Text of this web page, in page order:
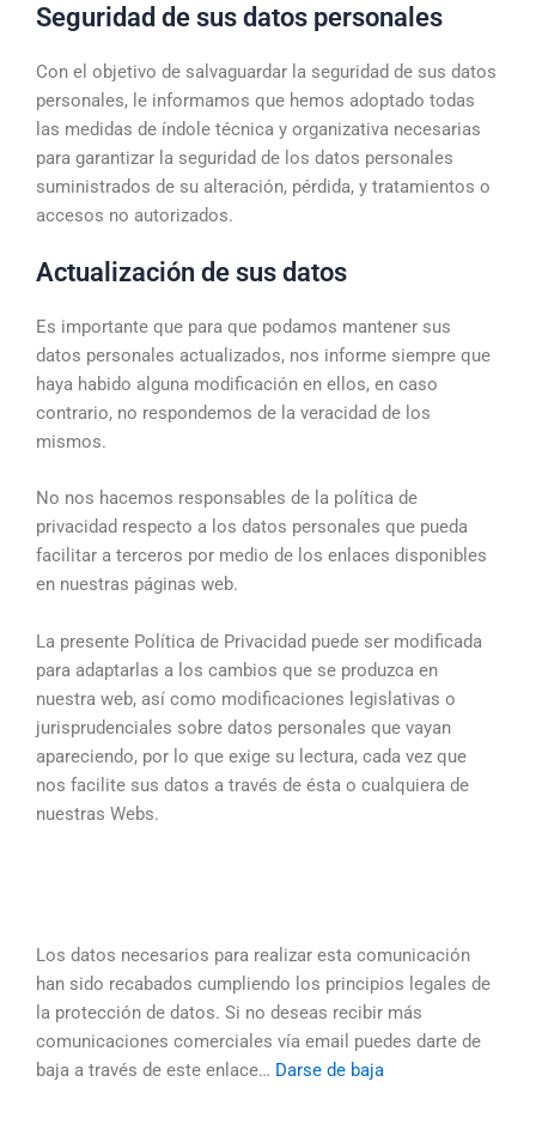
Seguridad de sus datos personales
Con el objetivo de salvaguardar la seguridad de sus datos
personales, le informamos que hemos adoptado todas
las medidas de índole técnica y organizativa necesarias
para garantizar la seguridad de los datos personales
suministrados de su alteración, pérdida, y tratamientos o
accesos no autorizados.
Actualización de sus datos
Es importante que para que podamos mantener sus
datos personales actualizados, nos informe siempre que
haya habido alguna modificación en ellos, en caso
contrario, no respondemos de la veracidad de los
mismos.
No nos hacemos responsables de la política de
privacidad respecto a los datos personales que pueda
facilitar a terceros por medio de los enlaces disponibles
en nuestras páginas web.
La presente Política de Privacidad puede ser modificada
para adaptarlas a los cambios que se produzca en
nuestra web, así como modificaciones legislativas o
jurisprudenciales sobre datos personales que vayan
apareciendo, por lo que exige su lectura, cada vez que
nos facilite sus datos a través de ésta o cualquiera de
nuestras Webs.
Los datos necesarios para realizar esta comunicación
han sido recabados cumpliendo los principios legales de
la protección de datos. Si no deseas recibir más
comunicaciones comerciales vía email puedes darte de
baja a través de este enlace… Darse de baja